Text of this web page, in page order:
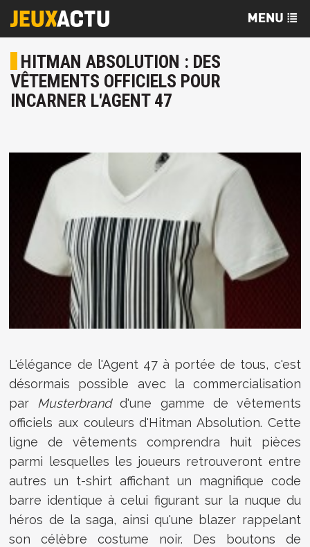
HITMAN ABSOLUTION : DES
VÊTEMENTS OFFICIELS POUR
INCARNER L'AGENT 47
L'élégance de l'Agent 47 à portée de tous, c'est
désormais possible avec la commercialisation
par Musterbrandd'une gamme de vêtements
officiels aux couleurs d'Hitman Absolution. Cette
ligne de vêtements comprendra huit pièces
parmi lesquelles les joueurs retrouveront entre
autres un t-shirt affichant un magnifique code
barre identique à celui figurant sur la nuque du
héros de la saga, ainsi qu'une blazer rappelant
son célèbre costume noir. Des boutons de